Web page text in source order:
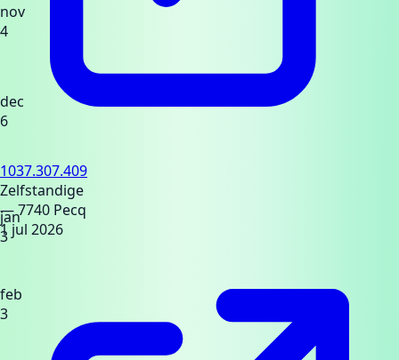
nov
4
dec
6
jan
3
feb
3
1037.307.409
Zelfstandige
— 7740 Pecq
1 jul 2026